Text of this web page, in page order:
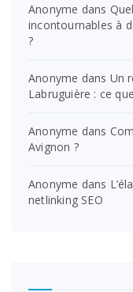
Anonyme dans
incontournables à
?
Anonyme dans Un
Labruguière : ce
Anonyme dans
Avignon ?
Anonyme dans
netlinking SEO